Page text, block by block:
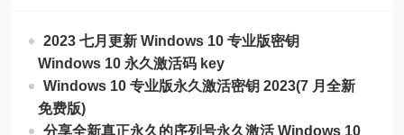
2023 七月更新 Windows 10 专业版密钥
Windows 10 永久激活码 key
Windows 10 专业版永久激活密钥 2023(7 月全新
免费版)
分享全新真正永久的序列号永久激活 Windows 10